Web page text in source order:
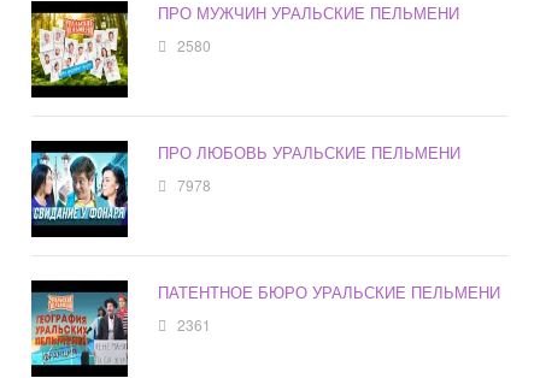
ПРО МУЖЧИН УРАЛЬСКИЕ ПЕЛЬМЕНИ
2580
ПРО ЛЮБОВЬ УРАЛЬСКИЕ ПЕЛЬМЕНИ
7978
ПАТЕНТНОЕ БЮРО УРАЛЬСКИЕ ПЕЛЬМЕНИ
2361